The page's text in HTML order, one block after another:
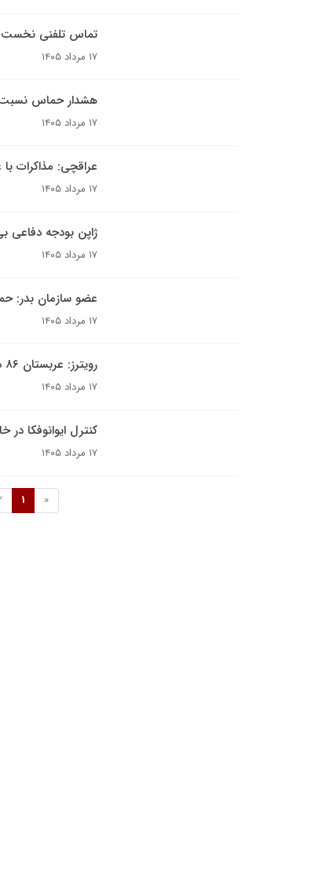
تماس تلفنی نخست
۱۷ مرداد ۱۴۰۵
هشدار حماس
۱۷ مرداد ۱۴۰۵
عراقچی: مذاکرات
۱۷ مرداد ۱۴۰۵
ژاپن بودجه دفاعی بی‌سابقه ۵۶ میلیارد
۱۷ مرداد ۱۴۰۵
عضو سازمان بدر:
۱۷ مرداد ۱۴۰۵
رویترز: عربستان ۸۶ درصد از موشک‌های پاتریوت خود را استفاده کرده است
۱۷ مرداد ۱۴۰۵
کنترل ایوانوفکا
۱۷ مرداد ۱۴۰۵
«
1